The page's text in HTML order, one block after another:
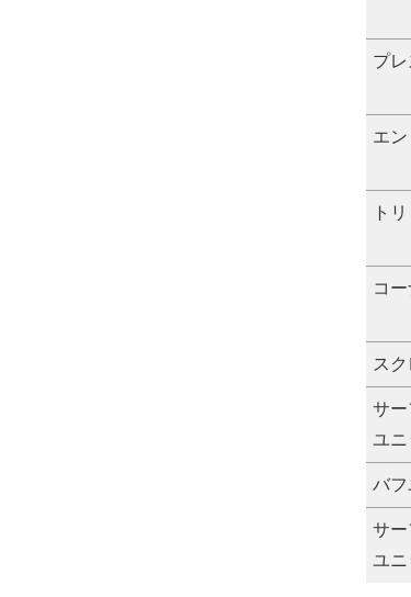
プレ
エ
ト
コ
ス
サ
ユニ
バフ
サ
ユニ